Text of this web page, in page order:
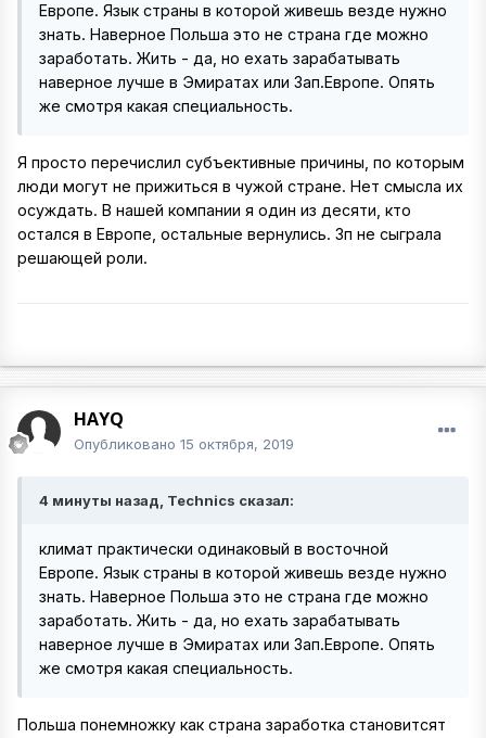
Европе. Язык страны в которой живешь везде нужно
знать. Наверное Польша это не страна где можно
заработать. Жить - да, но ехать зарабатывать
наверное лучше в Эмиратах или Зап.Европе. Опять
же смотря какая специальность.
Я просто перечислил субъективные причины, по которым
люди могут не прижиться в чужой стране. Нет смысла их
осуждать. В нашей компании я один из десяти, кто
остался в Европе, остальные вернулись. Зп не сыграла
решающей роли.
HAYQ
Опубликовано 15 октября, 2019
4 минуты назад, Technics сказал:
климат практически одинаковый в восточной
Европе. Язык страны в которой живешь везде нужно
знать. Наверное Польша это не страна где можно
заработать. Жить - да, но ехать зарабатывать
наверное лучше в Эмиратах или Зап.Европе. Опять
же смотря какая специальность.
Польша понемножку как страна заработка становитсят